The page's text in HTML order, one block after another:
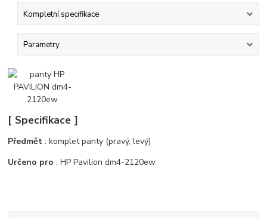
Kompletní specifikace
Parametry
[ Specifikace ]
Předmět : komplet panty (pravý, levý)
Určeno pro : HP Pavilion dm4-2120ew